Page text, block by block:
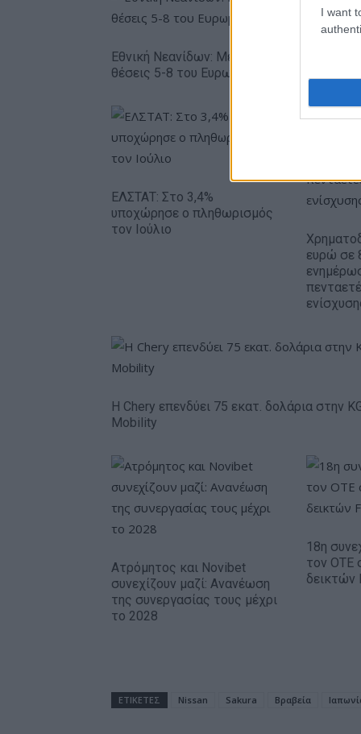
I want
Εθνική Νεανίδων: Με τη Βουλγαρία για τις
θέσεις 5-8 του Ευρωμπάσκετ (live stream)
ΕΛΣΤΑΤ: Στο 3,4%
υποχώρησε ο πληθωρισμός
τον Ιούλιο
ευρώ σε
Η Chery επενδύει 75 εκατ. δολάρια στην
Mobility
Ατρόμητος και Novibet
συνεχίζουν μαζί: Ανανέωση
της συνεργασίας τους μέχρι
το 2028
18η
τον ΟΤΕ
δεικτών
ΕΤΙΚΕΤΕΣ Nissan Sakura Βραβεία